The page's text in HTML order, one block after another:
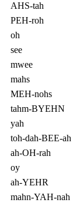
AHS-tah
PEH-roh
oh
see
mwee
mahs
MEH-nohs
tahm-BYEHN
yah
toh-dah-BEE-ah
ah-OH-rah
oy
ah-YEHR
mahn-YAH-nah